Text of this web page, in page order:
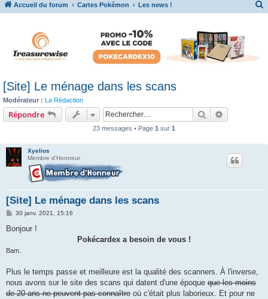
Accueil du forum Cartes Pokémon Les news !
[Site] Le ménage dans les scans
Modérateur : La Rédaction
Répondre Rechercher
23 messages • Page 1 sur 1
Xyelios
Membre d'Honneur
[Site] Le ménage dans les scans
M
s
g
30 janv. 2021, 15:16
Bonjour !
Pokécardex a besoin de vous !
Bam.
Plus le temps passe et meilleure est la qualité des scanners. À l'inverse,
nous avons sur le site des scans qui datent d'une époque que les moins
de 20 ans ne peuvent pas connaître où c'était plus laborieux. Et pour ne